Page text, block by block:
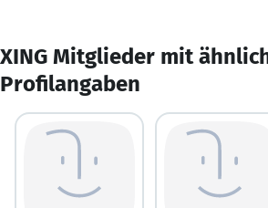
XING Mitglieder mit
Profilangaben